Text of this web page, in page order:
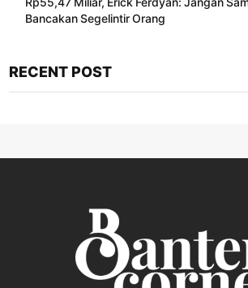
Bancakan Segelintir Orang
RECENT POST